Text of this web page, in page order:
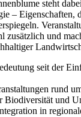
steht
– Eigenschaften,
zusätzlich und
seit der
rund
Biodiversität und
in